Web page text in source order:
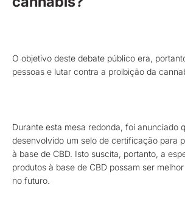
O objetivo deste debate público era,
pessoas e lutar contra a proibição da
Durante esta mesa redonda, foi anunciado
desenvolvido um selo de certificação para
à base de CBD. Isto suscita, portanto, a
produtos à base de CBD possam ser
no futuro.